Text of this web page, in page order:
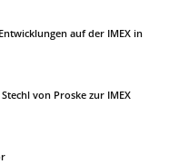
auf der IMEX in
von Proske zur IMEX